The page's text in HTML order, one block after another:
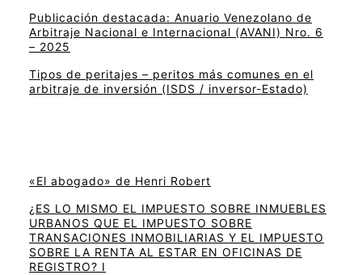
Publicación destacada: Anuario Venezolano de
Arbitraje Nacional e Internacional (AVANI) Nro. 6
– 2025
Tipos de peritajes – peritos más comunes en el
arbitraje de inversión (ISDS / inversor-Estado)
«El abogado» de Henri Robert
¿ES LO MISMO EL IMPUESTO SOBRE INMUEBLES
URBANOS QUE EL IMPUESTO SOBRE
TRANSACIONES INMOBILIARIAS Y EL IMPUESTO
SOBRE LA RENTA AL ESTAR EN OFICINAS DE
REGISTRO? I